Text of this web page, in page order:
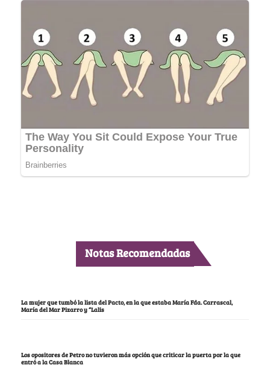
Notas Recomendadas
La mujer que tumbó la lista del Pacto, en la que estaba María Fda. Carrascal,
María del Mar Pizarro y “Lalis
Los opositores de Petro no tuvieron más opción que criticar la puerta por la que
entró a la Casa Blanca